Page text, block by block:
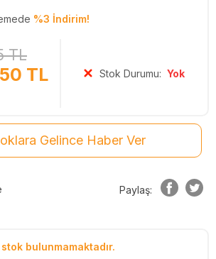
%3 İndirim!
TL
TL
Stok Durumu:Yok
Gelince Haber Ver
Paylaş:
bulunmamaktadır.